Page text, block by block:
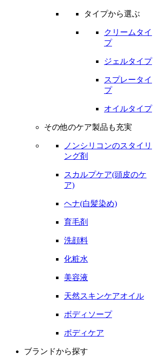
タイプから選ぶ
クリームタイ
プ
ジェルタイプ
スプレータイ
プ
オイルタイプ
その他のケア製品も充実
ノンシリコンのスタイリ
ング剤
スカルプケア(頭皮のケ
ア)
ヘナ(白髪染め)
育毛剤
洗顔料
化粧水
美容液
天然スキンケアオイル
ボディソープ
ボディケア
ブランドから探す